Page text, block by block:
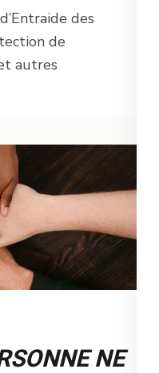
des
de
autres
NE